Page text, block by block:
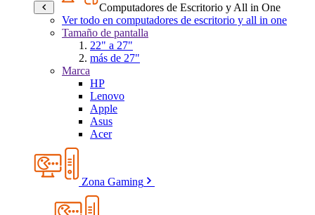
Computadores de Escritorio y All in One
Ver todo en computadores de escritorio y all in one
Tamaño de pantalla
22" a 27"
más de 27"
Marca
HP
Lenovo
Apple
Asus
Acer
Zona Gaming